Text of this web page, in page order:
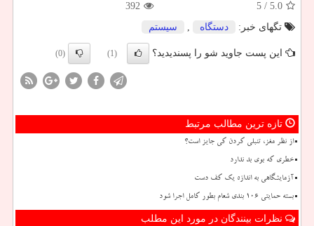
5.0
/ 5
392
تگهای خبر:
دستگاه , سیستم
این پست جاوید شو را پسندیدید؟ (1)
(0)
تازه ترین مطالب مرتبط
از نظر مغز، تنبلی کردن کی جایز است؟
خطری که بوی بد ندارد
آزمایشگاهی به اندازه یک کف دست
بسته حمایتی ۱۰۶ بندی شعام بطور کامل اجرا شود
نظرات بینندگان در مورد این مطلب